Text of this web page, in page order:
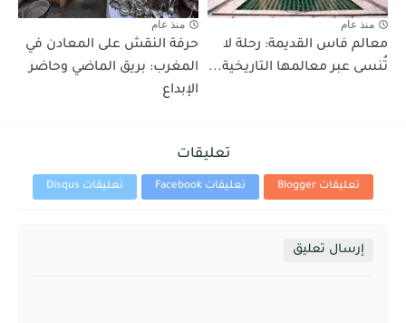
منذ عام
معالم فاس القديمة: رحلة لا
تُنسى عبر معالمها التاريخية...
منذ عام
حرفة النقش على المعادن في
المغرب: بريق الماضي وحاضر
الإبداع
تعليقات
تعليقات Blogger تعليقات Facebook تعليقات Disqus
إرسال تعليق